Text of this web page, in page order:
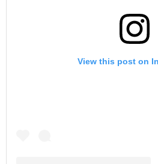
View this post on